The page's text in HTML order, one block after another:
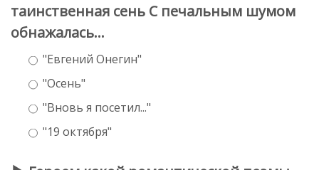
таинственная сень С печальным шумом
обнажалась...
"Евгений Онегин"
"Осень"
"Вновь я посетил..."
"19 октября"